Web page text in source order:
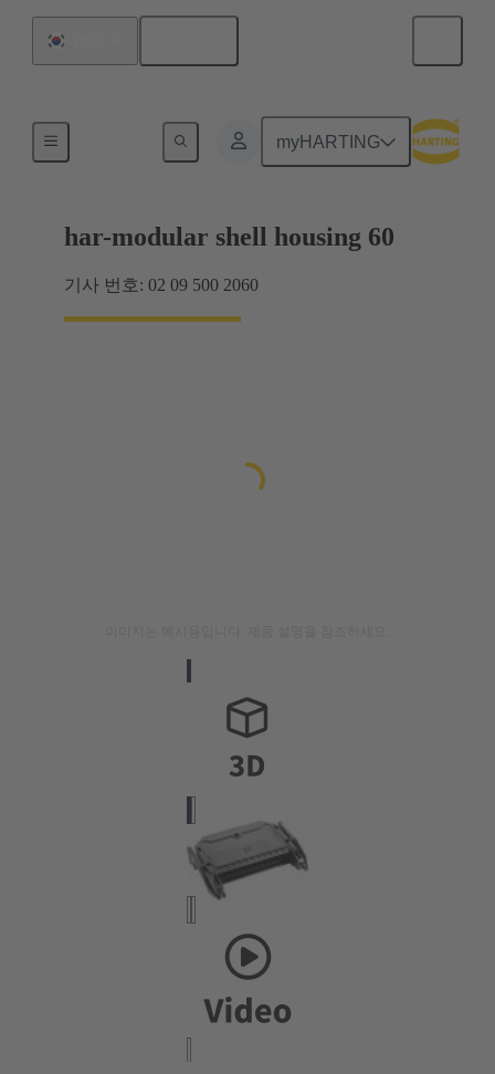
myHARTING
har-modular shell housing 60
기사 번호: 02 09 500 2060